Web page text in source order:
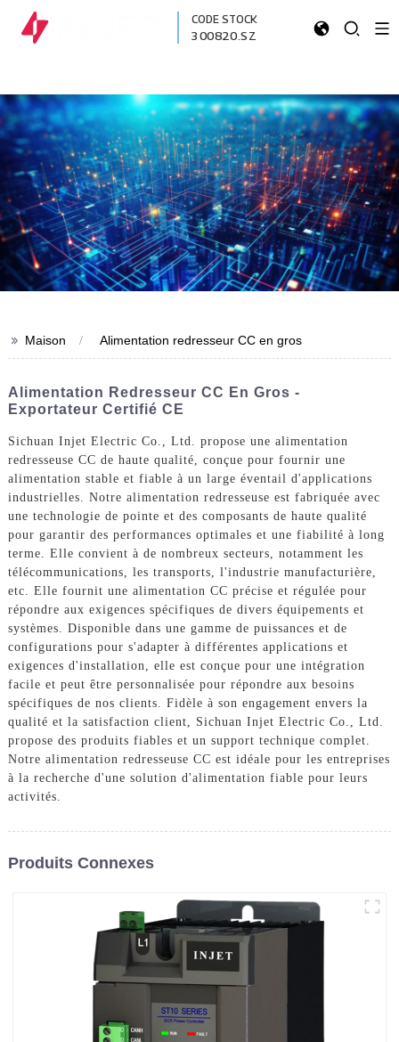
CODE STOCK
300820.SZ
>> Maison Alimentation redresseur CC en gros
Alimentation Redresseur CC En Gros -
Exportateur Certifié CE
Sichuan Injet Electric Co., Ltd. propose une alimentation
redresseuse CC de haute qualité, conçue pour fournir une
alimentation stable et fiable à un large éventail d'applications
industrielles. Notre alimentation redresseuse est fabriquée avec
une technologie de pointe et des composants de haute qualité
pour garantir des performances optimales et une fiabilité à long
terme. Elle convient à de nombreux secteurs, notamment les
télécommunications, les transports, l'industrie manufacturière,
etc. Elle fournit une alimentation CC précise et régulée pour
répondre aux exigences spécifiques de divers équipements et
systèmes. Disponible dans une gamme de puissances et de
configurations pour s'adapter à différentes applications et
exigences d'installation, elle est conçue pour une intégration
facile et peut être personnalisée pour répondre aux besoins
spécifiques de nos clients. Fidèle à son engagement envers la
qualité et la satisfaction client, Sichuan Injet Electric Co., Ltd.
propose des produits fiables et un support technique complet.
Notre alimentation redresseuse CC est idéale pour les entreprises
à la recherche d'une solution d'alimentation fiable pour leurs
activités.
Produits Connexes